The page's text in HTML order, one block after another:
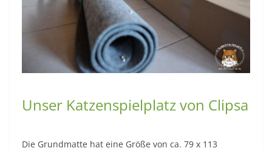
Unser Katzenspielplatz von Clipsa
Die Grundmatte hat eine Größe von ca. 79 x 113